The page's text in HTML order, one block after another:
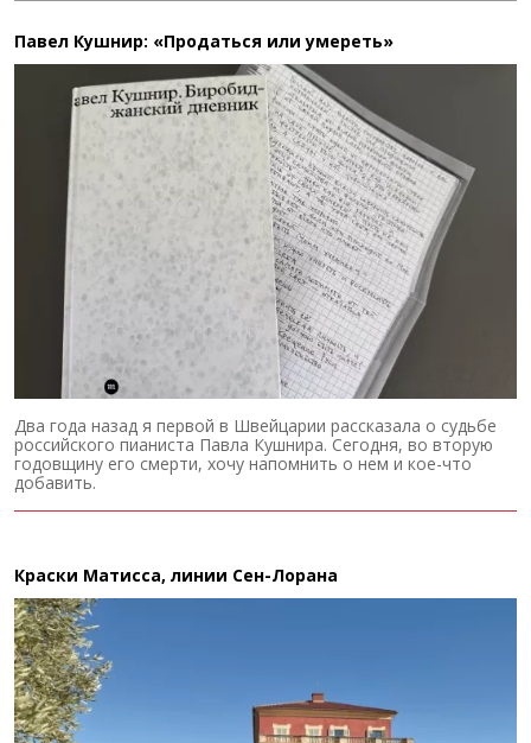
Павел Кушнир: «Продаться или умереть»
Два года назад я первой в Швейцарии рассказала о судьбе
российского пианиста Павла Кушнира. Сегодня, во вторую
годовщину его смерти, хочу напомнить о нем и кое-что
добавить.
Краски Матисса, линии Сен-Лорана